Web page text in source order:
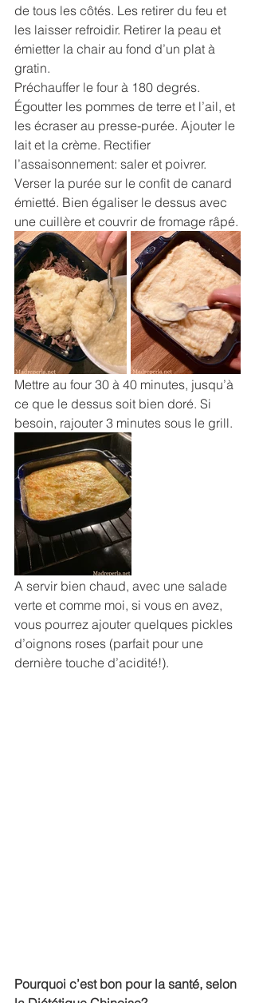
de tous les côtés. Les retirer du feu et
les laisser refroidir. Retirer la peau et
émietter la chair au fond d’un plat à
gratin.
Préchauffer le four à 180 degrés.
Égoutter les pommes de terre et l’ail, et
les écraser au presse-purée. Ajouter le
lait et la crème. Rectifier
l’assaisonnement: saler et poivrer.
Verser la purée sur le confit de canard
émietté. Bien égaliser le dessus avec
une cuillère et couvrir de fromage râpé.
Mettre au four 30 à 40 minutes, jusqu’à
ce que le dessus soit bien doré. Si
besoin, rajouter 3 minutes sous le grill.
A servir bien chaud, avec une salade
verte et comme moi, si vous en avez,
vous pourrez ajouter quelques pickles
d’oignons roses (parfait pour une
dernière touche d’acidité!).
Pourquoi c’est bon pour la santé, selon